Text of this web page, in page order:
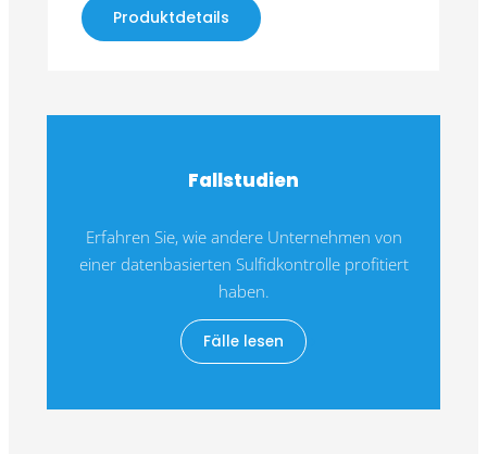
Produktdetails
Fallstudien
Erfahren Sie, wie andere Unternehmen von
einer datenbasierten Sulfidkontrolle profitiert
haben.
Fälle lesen